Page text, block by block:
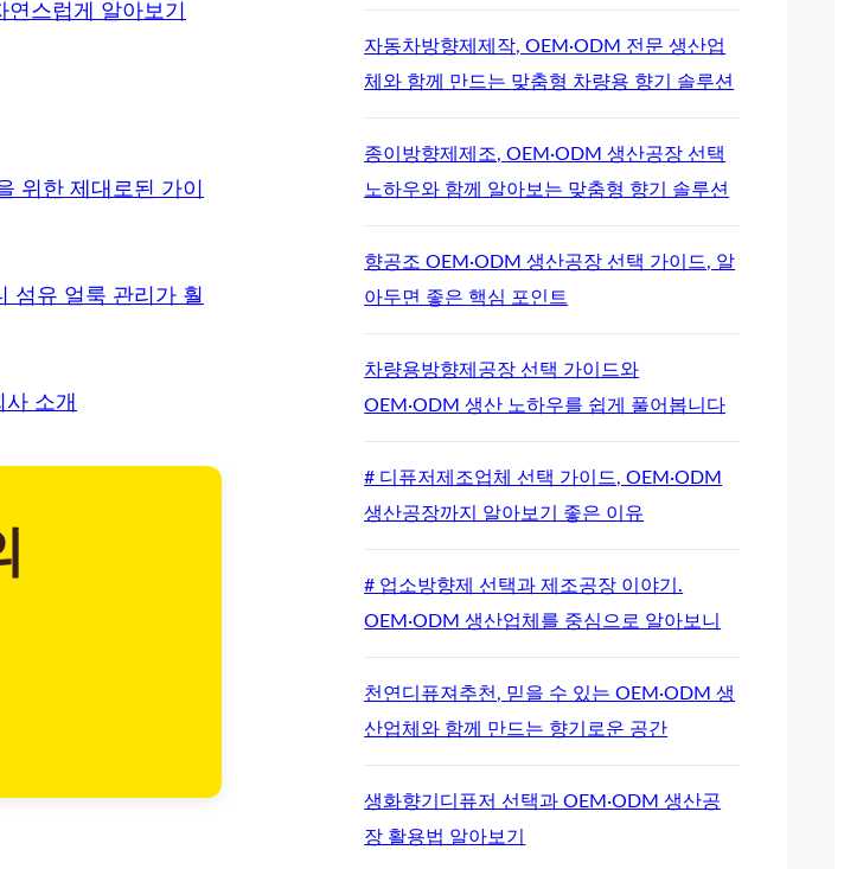
스럽게 알아보기
위한 제대로된 가이
섬유 얼룩 관리가 훨
소개
자동차방향제제작, OEM·ODM 전문 생산업
체와 함께 만드는 맞춤형 차량용 향기 솔루션
종이방향제제조, OEM·ODM 생산공장 선택
노하우와 함께 알아보는 맞춤형 향기 솔루션
향공조 OEM·ODM 생산공장 선택 가이드, 알
아두면 좋은 핵심 포인트
차량용방향제공장 선택 가이드와
OEM·ODM 생산 노하우를 쉽게 풀어봅니다
# 디퓨저제조업체 선택 가이드, OEM·ODM
생산공장까지 알아보기 좋은 이유
# 업소방향제 선택과 제조공장 이야기.
OEM·ODM 생산업체를 중심으로 알아보니
천연디퓨져추천, 믿을 수 있는 OEM·ODM 생
산업체와 함께 만드는 향기로운 공간
생화향기디퓨저 선택과 OEM·ODM 생산공
장 활용법 알아보기